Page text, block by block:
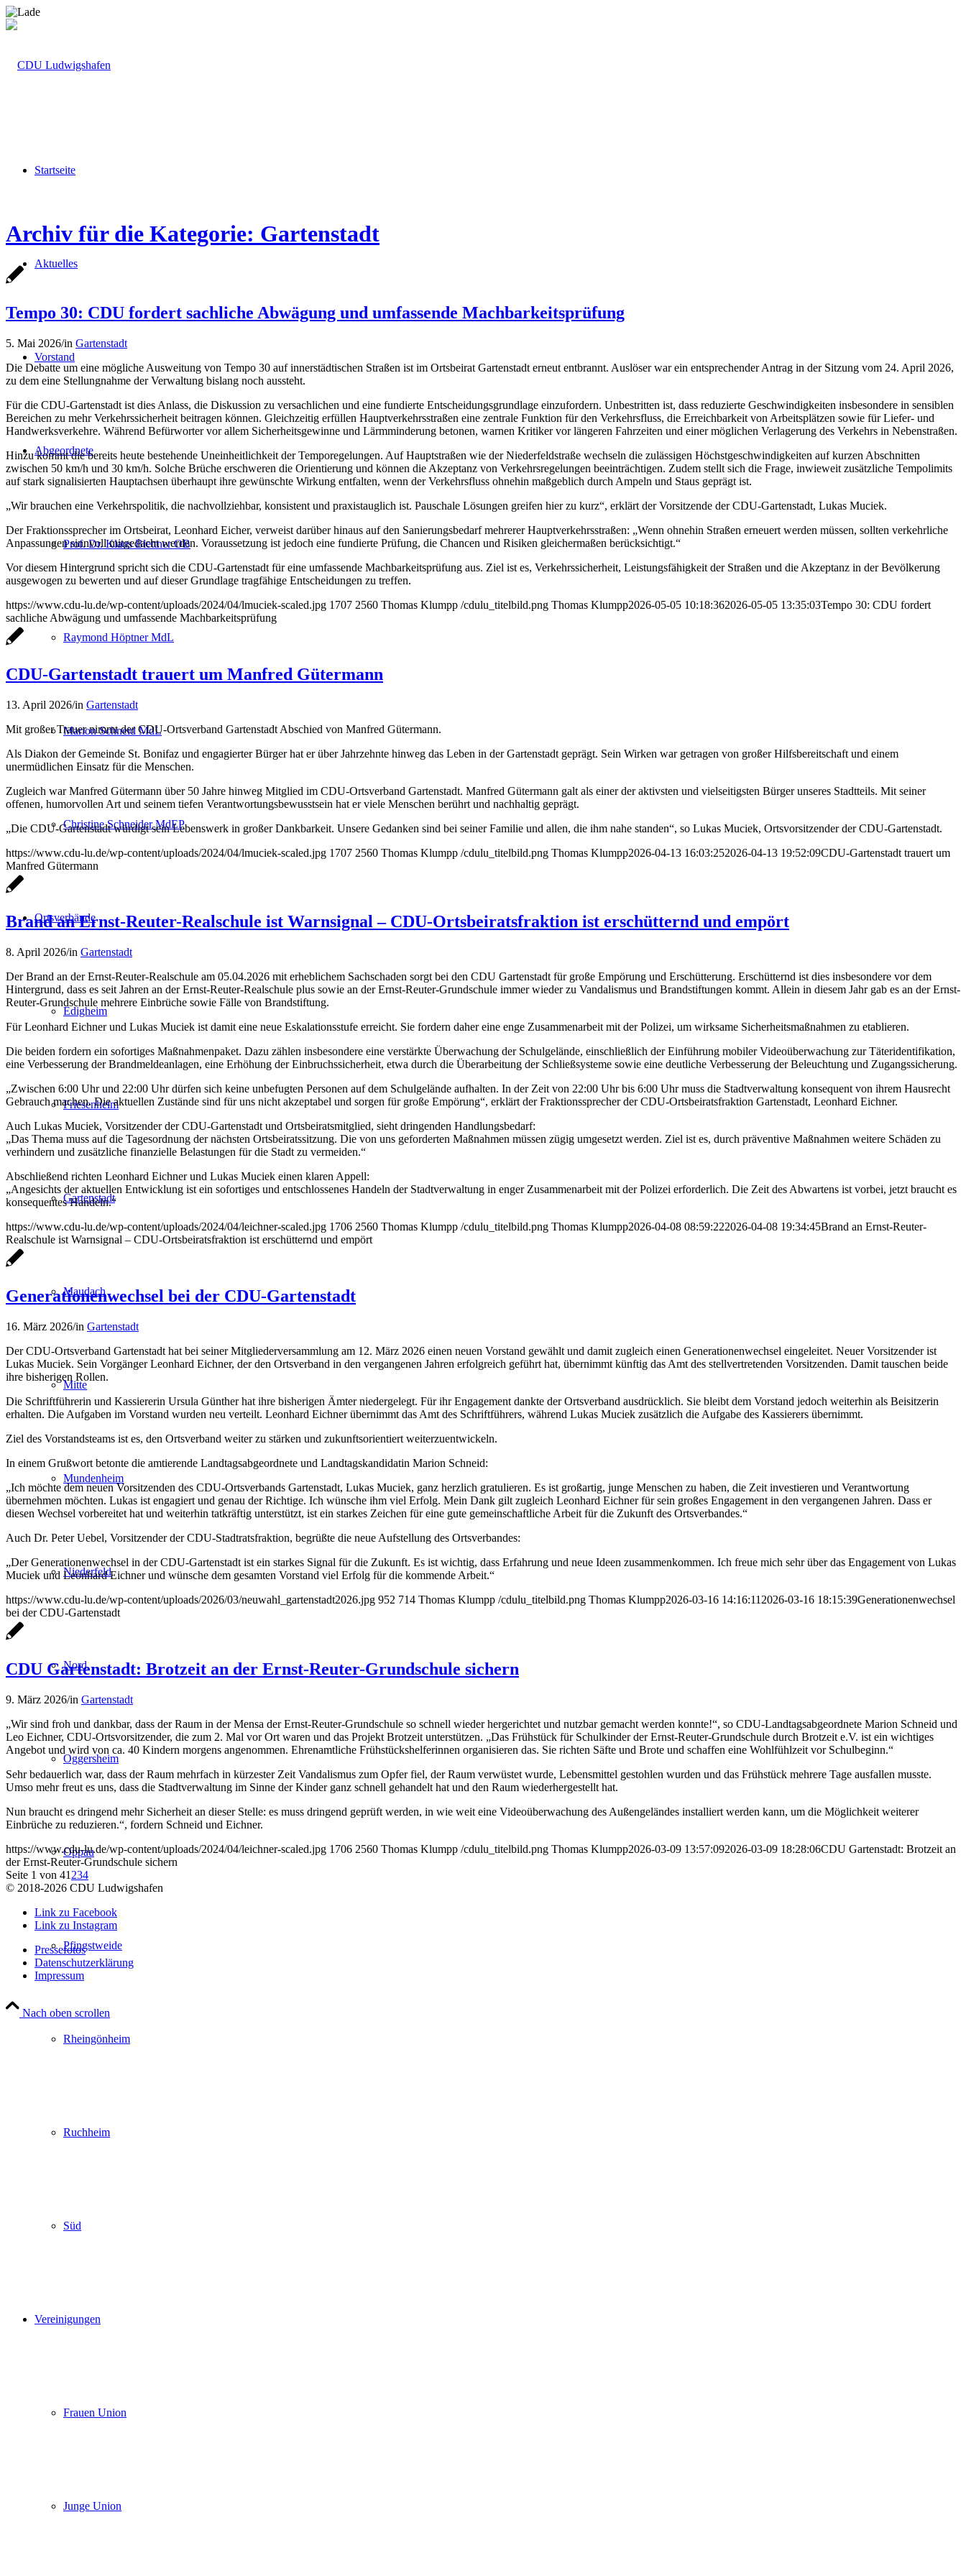
Startseite
Aktuelles
Vorstand
Abgeordnete
Prof. Dr. Klaus Blettner OB
Raymond Höptner MdL
Marion Schneid MdL
Christine Schneider MdEP
Ortsverbände
Edigheim
Friesenheim
Gartenstadt
Maudach
Mitte
Mundenheim
Niederfeld
Nord
Oggersheim
Oppau
Pfingstweide
Rheingönheim
Ruchheim
Süd
Vereinigungen
Frauen Union
Junge Union
Archiv für die Kategorie: Gartenstadt
Tempo 30: CDU fordert sachliche Abwägung und umfassende Machbarkeitsprüfung
5. Mai 2026/in Gartenstadt
Die Debatte um eine mögliche Ausweitung von Tempo 30 auf innerstädtischen Straßen ist im Ortsbeirat Gartenstadt erneut entbrannt. Auslöser war ein entsprechender Antrag in der Sitzung vom 24. April 2026,
zu dem eine Stellungnahme der Verwaltung bislang noch aussteht.
Für die CDU-Gartenstadt ist dies Anlass, die Diskussion zu versachlichen und eine fundierte Entscheidungsgrundlage einzufordern. Unbestritten ist, dass reduzierte Geschwindigkeiten insbesondere in sensiblen
Bereichen zu mehr Verkehrssicherheit beitragen können. Gleichzeitig erfüllen Hauptverkehrsstraßen eine zentrale Funktion für den Verkehrsfluss, die Erreichbarkeit von Arbeitsplätzen sowie für Liefer- und
Handwerksverkehre. Während Befürworter vor allem Sicherheitsgewinne und Lärmminderung betonen, warnen Kritiker vor längeren Fahrzeiten und einer möglichen Verlagerung des Verkehrs in Nebenstraßen.
Hinzu kommt die bereits heute bestehende Uneinheitlichkeit der Temporegelungen. Auf Hauptstraßen wie der Niederfeldstraße wechseln die zulässigen Höchstgeschwindigkeiten auf kurzen Abschnitten
zwischen 50 km/h und 30 km/h. Solche Brüche erschweren die Orientierung und können die Akzeptanz von Verkehrsregelungen beeinträchtigen. Zudem stellt sich die Frage, inwieweit zusätzliche Tempolimits
auf stark signalisierten Hauptachsen überhaupt ihre gewünschte Wirkung entfalten, wenn der Verkehrsfluss ohnehin maßgeblich durch Ampeln und Staus geprägt ist.
„Wir brauchen eine Verkehrspolitik, die nachvollziehbar, konsistent und praxistauglich ist. Pauschale Lösungen greifen hier zu kurz“, erklärt der Vorsitzende der CDU-Gartenstadt, Lukas Muciek.
Der Fraktionssprecher im Ortsbeirat, Leonhard Eicher, verweist darüber hinaus auf den Sanierungsbedarf mehrerer Hauptverkehrsstraßen: „Wenn ohnehin Straßen erneuert werden müssen, sollten verkehrliche
Anpassungen sinnvoll mitgedacht werden. Voraussetzung ist jedoch eine fundierte Prüfung, die Chancen und Risiken gleichermaßen berücksichtigt.“
Vor diesem Hintergrund spricht sich die CDU-Gartenstadt für eine umfassende Machbarkeitsprüfung aus. Ziel ist es, Verkehrssicherheit, Leistungsfähigkeit der Straßen und die Akzeptanz in der Bevölkerung
ausgewogen zu bewerten und auf dieser Grundlage tragfähige Entscheidungen zu treffen.
https://www.cdu-lu.de/wp-content/uploads/2024/04/lmuciek-scaled.jpg 1707 2560 Thomas Klumpp /cdulu_titelbild.png Thomas Klumpp2026-05-05 10:18:362026-05-05 13:35:03Tempo 30: CDU fordert
sachliche Abwägung und umfassende Machbarkeitsprüfung
CDU-Gartenstadt trauert um Manfred Gütermann
13. April 2026/in Gartenstadt
Mit großer Trauer nimmt der CDU-Ortsverband Gartenstadt Abschied von Manfred Gütermann.
Als Diakon der Gemeinde St. Bonifaz und engagierter Bürger hat er über Jahrzehnte hinweg das Leben in der Gartenstadt geprägt. Sein Wirken war getragen von großer Hilfsbereitschaft und einem
unermüdlichen Einsatz für die Menschen.
Zugleich war Manfred Gütermann über 50 Jahre hinweg Mitglied im CDU-Ortsverband Gartenstadt. Manfred Gütermann galt als einer der aktivsten und vielseitigsten Bürger unseres Stadtteils. Mit seiner
offenen, humorvollen Art und seinem tiefen Verantwortungsbewusstsein hat er viele Menschen berührt und nachhaltig geprägt.
„Die CDU-Gartenstadt würdigt sein Lebenswerk in großer Dankbarkeit. Unsere Gedanken sind bei seiner Familie und allen, die ihm nahe standen“, so Lukas Muciek, Ortsvorsitzender der CDU-Gartenstadt.
https://www.cdu-lu.de/wp-content/uploads/2024/04/lmuciek-scaled.jpg 1707 2560 Thomas Klumpp /cdulu_titelbild.png Thomas Klumpp2026-04-13 16:03:252026-04-13 19:52:09CDU-Gartenstadt trauert um
Manfred Gütermann
Brand an Ernst-Reuter-Realschule ist Warnsignal – CDU-Ortsbeiratsfraktion ist erschütternd und empört
8. April 2026/in Gartenstadt
Der Brand an der Ernst-Reuter-Realschule am 05.04.2026 mit erheblichem Sachschaden sorgt bei den CDU Gartenstadt für große Empörung und Erschütterung. Erschütternd ist dies insbesondere vor dem
Hintergrund, dass es seit Jahren an der Ernst-Reuter-Realschule plus sowie an der Ernst-Reuter-Grundschule immer wieder zu Vandalismus und Brandstiftungen kommt. Allein in diesem Jahr gab es an der Ernst-
Reuter-Grundschule mehrere Einbrüche sowie Fälle von Brandstiftung.
Für Leonhard Eichner und Lukas Muciek ist damit eine neue Eskalationsstufe erreicht. Sie fordern daher eine enge Zusammenarbeit mit der Polizei, um wirksame Sicherheitsmaßnahmen zu etablieren.
Die beiden fordern ein sofortiges Maßnahmenpaket. Dazu zählen insbesondere eine verstärkte Überwachung der Schulgelände, einschließlich der Einführung mobiler Videoüberwachung zur Täteridentifikation,
eine Verbesserung der Brandmeldeanlagen, eine Erhöhung der Einbruchssicherheit, etwa durch die Überarbeitung der Schließsysteme sowie eine deutliche Verbesserung der Beleuchtung und Zugangssicherung.
„Zwischen 6:00 Uhr und 22:00 Uhr dürfen sich keine unbefugten Personen auf dem Schulgelände aufhalten. In der Zeit von 22:00 Uhr bis 6:00 Uhr muss die Stadtverwaltung konsequent von ihrem Hausrecht
Gebrauch machen. Die aktuellen Zustände sind für uns nicht akzeptabel und sorgen für große Empörung“, erklärt der Fraktionssprecher der CDU-Ortsbeiratsfraktion Gartenstadt, Leonhard Eichner.
Auch Lukas Muciek, Vorsitzender der CDU-Gartenstadt und Ortsbeiratsmitglied, sieht dringenden Handlungsbedarf:
„Das Thema muss auf die Tagesordnung der nächsten Ortsbeiratssitzung. Die von uns geforderten Maßnahmen müssen zügig umgesetzt werden. Ziel ist es, durch präventive Maßnahmen weitere Schäden zu
verhindern und zusätzliche finanzielle Belastungen für die Stadt zu vermeiden.“
Abschließend richten Leonhard Eichner und Lukas Muciek einen klaren Appell:
„Angesichts der aktuellen Entwicklung ist ein sofortiges und entschlossenes Handeln der Stadtverwaltung in enger Zusammenarbeit mit der Polizei erforderlich. Die Zeit des Abwartens ist vorbei, jetzt braucht es
konsequentes Handeln.“
https://www.cdu-lu.de/wp-content/uploads/2024/04/leichner-scaled.jpg 1706 2560 Thomas Klumpp /cdulu_titelbild.png Thomas Klumpp2026-04-08 08:59:222026-04-08 19:34:45Brand an Ernst-Reuter-
Realschule ist Warnsignal – CDU-Ortsbeiratsfraktion ist erschütternd und empört
Generationenwechsel bei der CDU-Gartenstadt
16. März 2026/in Gartenstadt
Der CDU-Ortsverband Gartenstadt hat bei seiner Mitgliederversammlung am 12. März 2026 einen neuen Vorstand gewählt und damit zugleich einen Generationenwechsel eingeleitet. Neuer Vorsitzender ist
Lukas Muciek. Sein Vorgänger Leonhard Eichner, der den Ortsverband in den vergangenen Jahren erfolgreich geführt hat, übernimmt künftig das Amt des stellvertretenden Vorsitzenden. Damit tauschen beide
ihre bisherigen Rollen.
Die Schriftführerin und Kassiererin Ursula Günther hat ihre bisherigen Ämter niedergelegt. Für ihr Engagement dankte der Ortsverband ausdrücklich. Sie bleibt dem Vorstand jedoch weiterhin als Beisitzerin
erhalten. Die Aufgaben im Vorstand wurden neu verteilt. Leonhard Eichner übernimmt das Amt des Schriftführers, während Lukas Muciek zusätzlich die Aufgabe des Kassierers übernimmt.
Ziel des Vorstandsteams ist es, den Ortsverband weiter zu stärken und zukunftsorientiert weiterzuentwickeln.
In einem Grußwort betonte die amtierende Landtagsabgeordnete und Landtagskandidatin Marion Schneid:
„Ich möchte dem neuen Vorsitzenden des CDU-Ortsverbands Gartenstadt, Lukas Muciek, ganz herzlich gratulieren. Es ist großartig, junge Menschen zu haben, die Zeit investieren und Verantwortung
übernehmen möchten. Lukas ist engagiert und genau der Richtige. Ich wünsche ihm viel Erfolg. Mein Dank gilt zugleich Leonhard Eichner für sein großes Engagement in den vergangenen Jahren. Dass er
diesen Wechsel vorbereitet hat und weiterhin tatkräftig unterstützt, ist ein starkes Zeichen für eine gute gemeinschaftliche Arbeit für die Zukunft des Ortsverbandes.“
Auch Dr. Peter Uebel, Vorsitzender der CDU-Stadtratsfraktion, begrüßte die neue Aufstellung des Ortsverbandes:
„Der Generationenwechsel in der CDU-Gartenstadt ist ein starkes Signal für die Zukunft. Es ist wichtig, dass Erfahrung und neue Ideen zusammenkommen. Ich freue mich sehr über das Engagement von Lukas
Muciek und Leonhard Eichner und wünsche dem gesamten Vorstand viel Erfolg für die kommende Arbeit.“
https://www.cdu-lu.de/wp-content/uploads/2026/03/neuwahl_gartenstadt2026.jpg 952 714 Thomas Klumpp /cdulu_titelbild.png Thomas Klumpp2026-03-16 14:16:11 2026-03-16 18:15:39Generationenwechsel
bei der CDU-Gartenstadt
CDU Gartenstadt: Brotzeit an der Ernst-Reuter-Grundschule sichern
9. März 2026/in Gartenstadt
„Wir sind froh und dankbar, dass der Raum in der Mensa der Ernst-Reuter-Grundschule so schnell wieder hergerichtet und nutzbar gemacht werden konnte!“, so CDU-Landtagsabgeordnete Marion Schneid und
Leo Eichner, CDU-Ortsvorsitzender, die zum 2. Mal vor Ort waren und das Projekt Brotzeit unterstützen. „Das Frühstück für Schulkinder der Ernst-Reuter-Grundschule durch Brotzeit e.V. ist ein wichtiges
Angebot und wird von ca. 40 Kindern morgens angenommen. Ehrenamtliche Frühstückshelferinnen organisieren das. Sie richten Säfte und Brote und schaffen eine Wohlfühlzeit vor Schulbeginn.“
Sehr bedauerlich war, dass der Raum mehrfach in kürzester Zeit Vandalismus zum Opfer fiel, der Raum verwüstet wurde, Lebensmittel gestohlen wurden und das Frühstück mehrere Tage ausfallen musste.
Umso mehr freut es uns, dass die Stadtverwaltung im Sinne der Kinder ganz schnell gehandelt hat und den Raum wiederhergestellt hat.
Nun braucht es dringend mehr Sicherheit an dieser Stelle: es muss dringend geprüft werden, in wie weit eine Videoüberwachung des Außengeländes installiert werden kann, um die Möglichkeit weiterer
Einbrüche zu reduzieren.“, fordern Schneid und Eichner.
https://www.cdu-lu.de/wp-content/uploads/2024/04/leichner-scaled.jpg 1706 2560 Thomas Klumpp /cdulu_titelbild.png Thomas Klumpp2026-03-09 13:57:092026-03-09 18:28:06CDU Gartenstadt: Brotzeit an
der Ernst-Reuter-Grundschule sichern
Seite 1 von 41 234
© 2018-2026 CDU Ludwigshafen
Link zu Facebook
Link zu Instagram
Pressefotos
Datenschutzerklärung
Impressum
Nach oben scrollen